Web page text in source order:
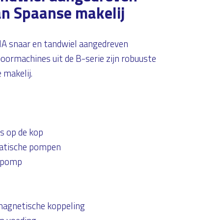
Spaanse makelij
snaar en tandwiel aangedreven
uit de B-serie zijn robuuste
makelij.
op de kop
pompen
koppeling